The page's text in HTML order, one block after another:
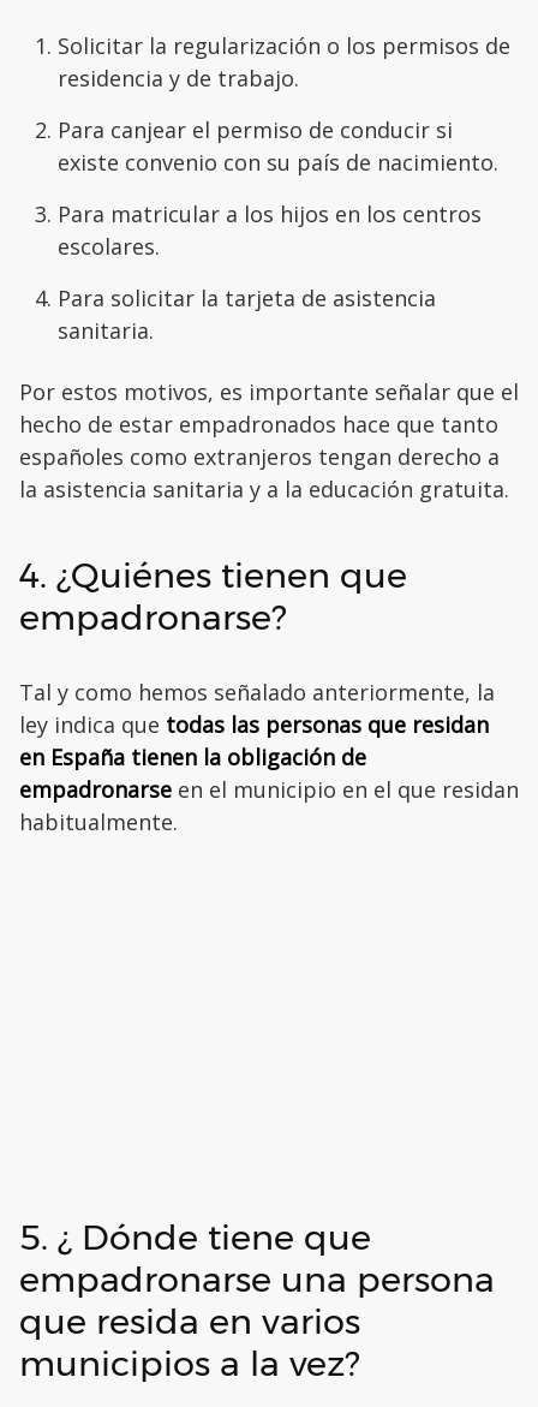
Solicitar la regularización o los permisos de
residencia y de trabajo.
Para canjear el permiso de conducir si
existe convenio con su país de nacimiento.
Para matricular a los hijos en los centros
escolares.
Para solicitar la tarjeta de asistencia
sanitaria.
Por estos motivos, es importante señalar que el
hecho de estar empadronados hace que tanto
españoles como extranjeros tengan derecho a
la asistencia sanitaria y a la educación gratuita.
4. ¿Quiénes tienen que
empadronarse?
Tal y como hemos señalado anteriormente, la
ley indica que todas las personas que residan
en España tienen la obligación de
empadronarse en el municipio en el que residan
habitualmente.
5. ¿ Dónde tiene que
empadronarse una persona
que resida en varios
municipios a la vez?